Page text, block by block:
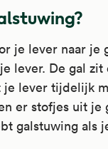
je lever naar je
lever. De gal
lever tijdelijk
er stofjes uit
galstuwing als